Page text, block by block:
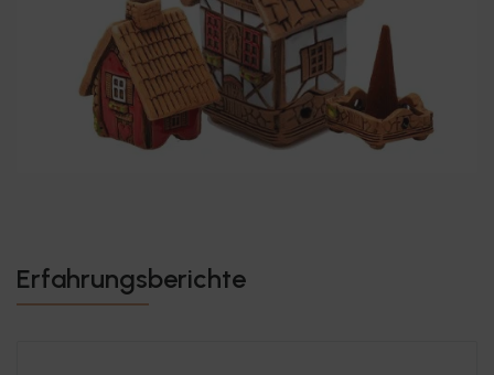
kalten Wintertagen oder in der Vorweihnachtszeit, wenn die
Räume festlich geschmückt sind, entfalten Keramik-
Räucherhäuschen ihre volle Wirkung. Der Duft des
Räucherkegels, der sanft über den Schornstein des Hauses
zieht und sich im ganzen Raum verbreitet, schafft eine
gemütliche Atmosphäre, die zum Entspannen und Wohlfühlen
Du kannst zum Beispiel Aromen von Zimt, Vanille oder
Tannennadeln wählen, die vor allem in der Weihnachtszeit für
Erfahrungsberichte